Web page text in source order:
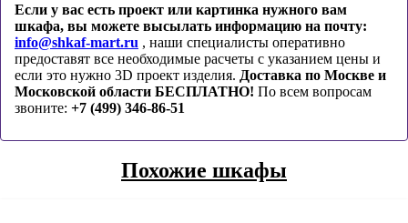
Если у вас есть проект или картинка нужного вам
шкафа, вы можете высылать информацию на почту:
info@shkaf-mart.ru , наши специалисты оперативно
предоставят все необходимые расчеты с указанием цены и
если это нужно 3D проект изделия. Доставка по Москве и
Московской области БЕСПЛАТНО! По всем вопросам
звоните: +7 (499) 346-86-51
Похожие шкафы